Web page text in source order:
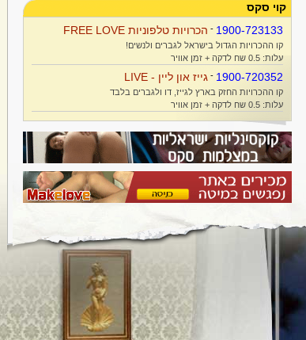
קוי סקס
1900-723133
- הכרויות טלפוניות FREE LOVE
קו ההכרויות הגדול בישראל לגברים ולנשים!
עלות: 0.5 שח לדקה + זמן אוויר
1900-720352
- גייז און ליין - LIVE
קו ההכרויות החזק בארץ לגייז, דו ולגברים בלבד
עלות: 0.5 שח לדקה + זמן אוויר